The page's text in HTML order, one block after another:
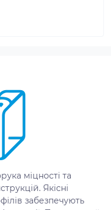
міцності та
Якісні
забезпечують